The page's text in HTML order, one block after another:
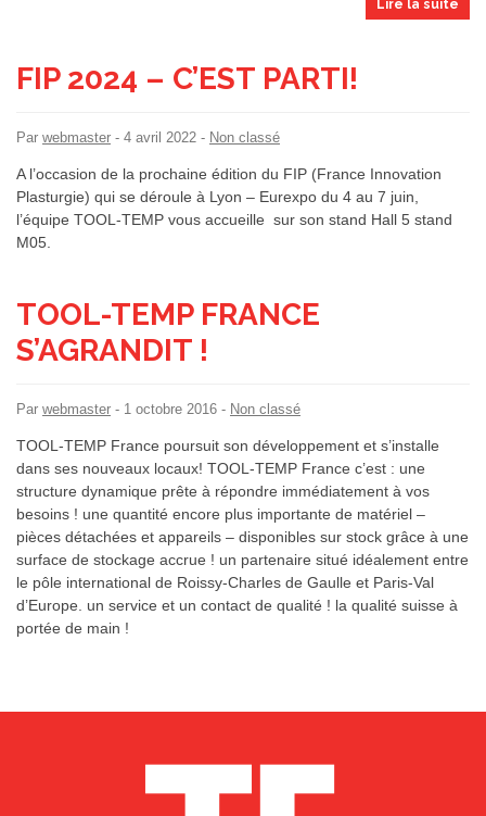
Lire la suite
FIP 2024 – C’EST PARTI!
Par webmaster - 4 avril 2022 - Non classé
A l’occasion de la prochaine édition du FIP (France Innovation
Plasturgie) qui se déroule à Lyon – Eurexpo du 4 au 7 juin,
l’équipe TOOL-TEMP vous accueille sur son stand Hall 5 stand
M05.
TOOL-TEMP FRANCE
S’AGRANDIT !
Par webmaster - 1 octobre 2016 - Non classé
TOOL-TEMP France poursuit son développement et s’installe
dans ses nouveaux locaux! TOOL-TEMP France c’est : une
structure dynamique prête à répondre immédiatement à vos
besoins ! une quantité encore plus importante de matériel –
pièces détachées et appareils – disponibles sur stock grâce à une
surface de stockage accrue ! un partenaire situé idéalement entre
le pôle international de Roissy-Charles de Gaulle et Paris-Val
d’Europe. un service et un contact de qualité ! la qualité suisse à
portée de main !